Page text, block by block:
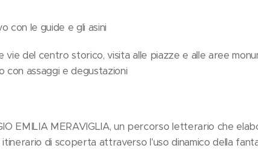
con le guide e gli asini
vie del centro storico, visita alle piazze e alle aree
con assaggi e degustazioni
EMILIA MERAVIGLIA, un percorso letterario che
di scoperta attraverso l'uso dinamico della